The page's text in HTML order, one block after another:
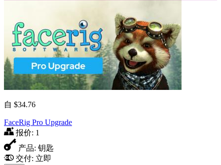
自 $34.76
FaceRig Pro Upgrade
报价: 1
产品: 钥匙
交付: 立即